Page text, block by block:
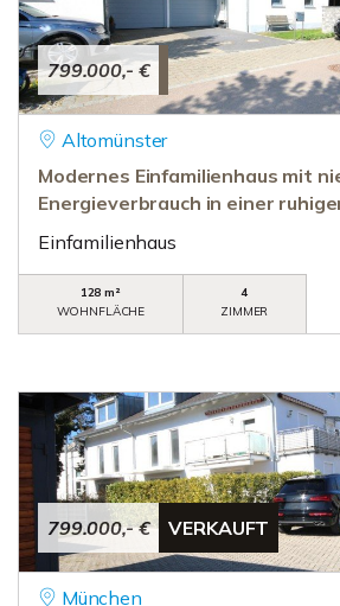
799.000,- €
Altomünster
Modernes Einfamilienhaus mit
Energieverbrauch in einer
Einfamilienhaus
128 m²
WOHNFLÄCHE
4
ZIMMER
799.000,- € VERKAUFT
München